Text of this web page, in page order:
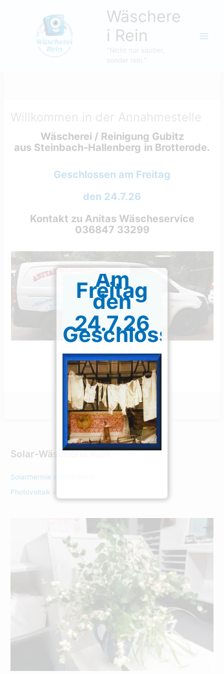
Wäschere
i Rein
"Nicht nur sauber,
sonder rein."
Willkommen in der Annahmestelle
Wäscherei / Reinigung Gubitz
aus Steinbach-Hallenberg in Brotterode.
Geschlossen am Freitag
den 24.7.26
Kontakt zu Anitas Wäscheservice
036847 33299
Solar-Wäscherei Rein
Solarthermie in Wäscherei
Photovoltaik in Brotterode
Am
Freitag
den
24.7.26
Geschlossen.